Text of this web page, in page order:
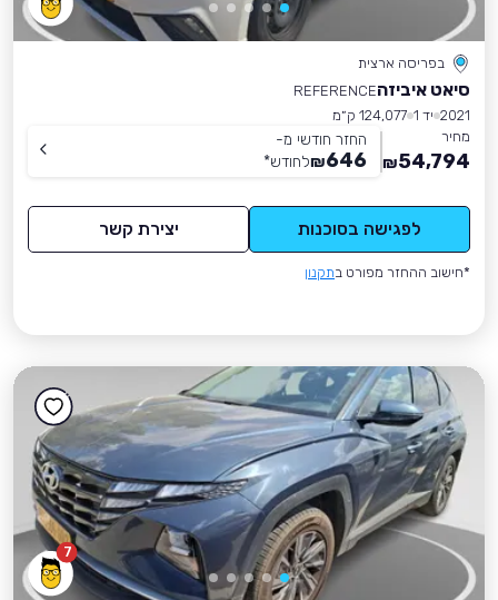
בפריסה ארצית
סיאט איביזהREFERENCE
2021 יד 1
124,077 ק״מ
מחיר
54,794
₪
החזר חודשי מ-
646
₪לחודש*
לפגישה בסוכנות יצירת קשר
*חישוב ההחזר מפורט בתקנון
7